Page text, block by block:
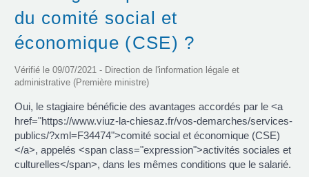
du comité social et
économique (CSE) ?
Vérifié le 09/07/2021 - Direction de l'information légale et
administrative (Première ministre)
Oui, le stagiaire bénéficie des avantages accordés par le <a
href="https://www.viuz-la-chiesaz.fr/vos-demarches/services-
publics/?xml=F34474">comité social et économique (CSE)
</a>, appelés <span class="expression">activités sociales et
culturelles</span>, dans les mêmes conditions que le salarié.